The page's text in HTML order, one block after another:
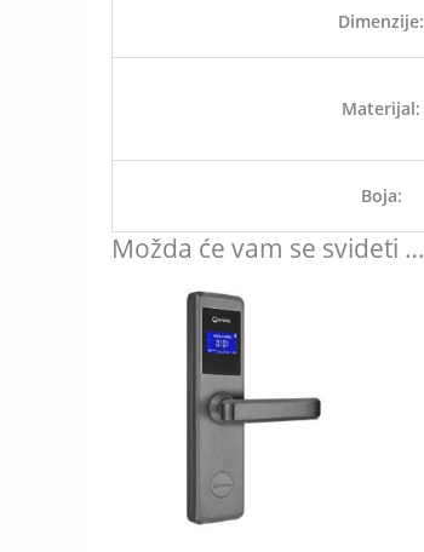
Dimenzije:
Materijal:
Boja:
Možda će vam se svideti …